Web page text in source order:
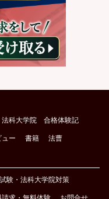
法科大学院 合格体験記
ー 書籍 法曹
験・法科大学院対策